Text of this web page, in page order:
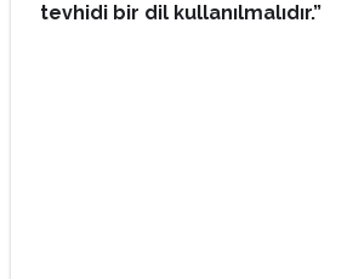
tevhidi bir dil kullanılmalıdır.”